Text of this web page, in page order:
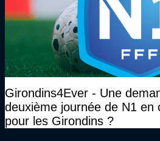
Girondins4Ever - Une
deuxième journée de N1 en
pour les Girondins ?